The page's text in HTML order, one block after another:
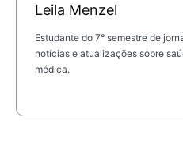
Leila Menzel
Estudante do 7° semestre de
notícias e atualizações sobre
médica.